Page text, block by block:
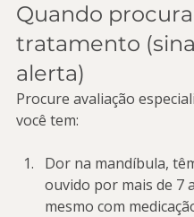
Quando
tratamento
alerta)
Procure avaliação
você tem:
Dor na mandíbula,
ouvido por mais de 7
mesmo com